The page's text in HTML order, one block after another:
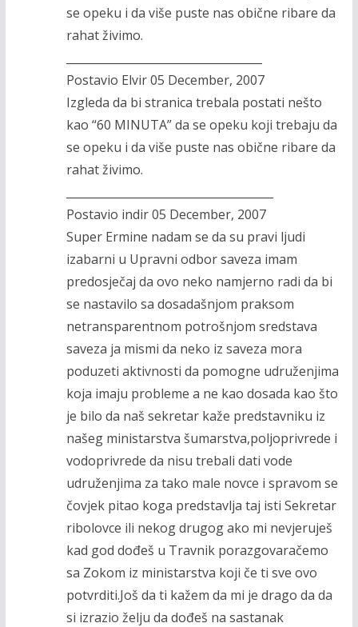
se opeku i da više puste nas obične ribare da
rahat živimo.
Postavio Elvir 05 December, 2007
Izgleda da bi stranica trebala postati nešto
kao “60 MINUTA” da se opeku koji trebaju da
se opeku i da više puste nas obične ribare da
rahat živimo.
Postavio indir 05 December, 2007
Super Ermine nadam se da su pravi ljudi
izabarni u Upravni odbor saveza imam
predosječaj da ovo neko namjerno radi da bi
se nastavilo sa dosadašnjom praksom
netransparentnom potrošnjom sredstava
saveza ja mismi da neko iz saveza mora
poduzeti aktivnosti da pomogne udruženjima
koja imaju probleme a ne kao dosada kao što
je bilo da naš sekretar kaže predstavniku iz
našeg ministarstva šumarstva,poljoprivrede i
vodoprivrede da nisu trebali dati vode
udruženjima za tako male novce i spravom se
čovjek pitao koga predstavlja taj isti Sekretar
ribolovce ili nekog drugog ako mi nevjeruješ
kad god dođeš u Travnik porazgovaračemo
sa Zokom iz ministarstva koji če ti sve ovo
potvrditi.Još da ti kažem da mi je drago da da
si izrazio želju da dođeš na sastanak